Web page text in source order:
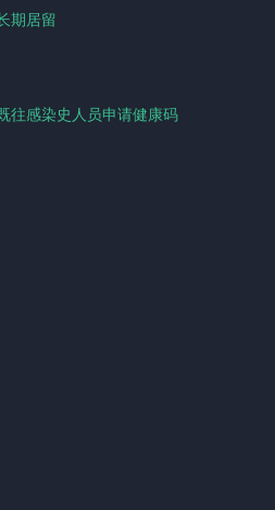
期居留
往感染史人员申请健康码